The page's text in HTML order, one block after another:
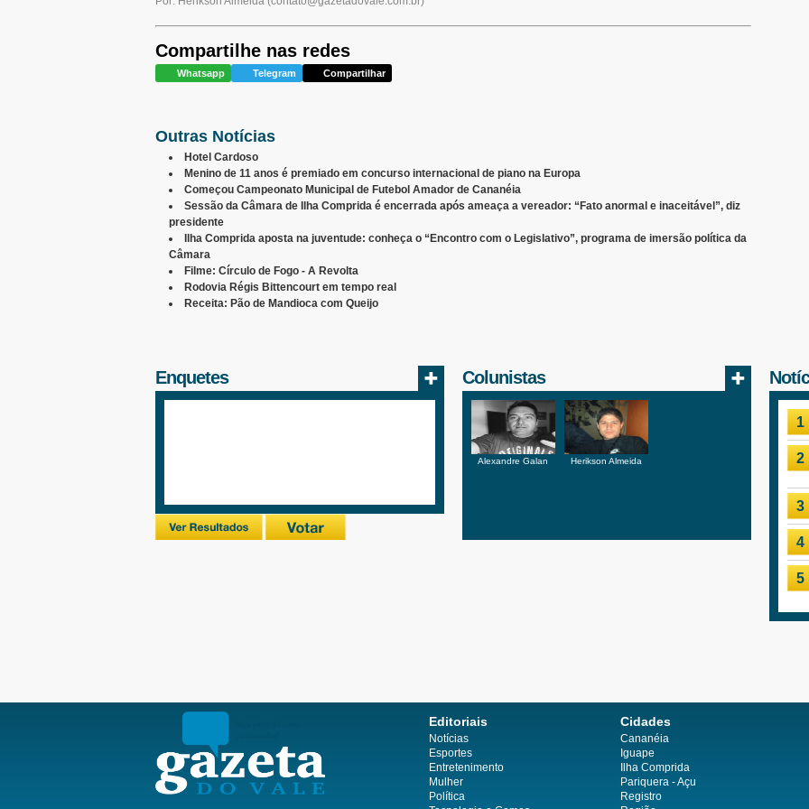
Compartilhe nas redes
Whatsapp Telegram Compartilhar
Outras Notícias
Hotel Cardoso
Menino de 11 anos é premiado em concurso internacional de piano na Europa
Começou Campeonato Municipal de Futebol Amador de Cananéia
Sessão da Câmara de Ilha Comprida é encerrada após ameaça a vereador: “Fato anormal e inaceitável”, diz
presidente
Ilha Comprida aposta na juventude: conheça o “Encontro com o Legislativo”, programa de imersão política da
Câmara
Filme: Círculo de Fogo - A Revolta
Rodovia Régis Bittencourt em tempo real
Receita: Pão de Mandioca com Queijo
Enquetes Colunistas
Alexandre Galan Herikson Almeida
1
2
3
4
5
Editoriais
Notícias
Esportes
Entretenimento
Mulher
Política
Cidades
Cananéia
Iguape
Ilha Comprida
Pariquera - Açu
Registro